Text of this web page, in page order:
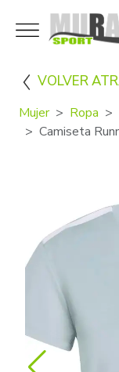
VOLVER
Mujer Ropa
Camiseta